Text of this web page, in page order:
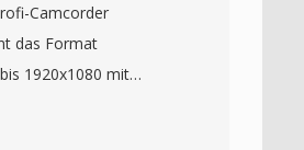
die für Consumer-
werden zusammen
auf dem
Camcorder
das Format
1920x1080 mit
Audio auf, gespeichert